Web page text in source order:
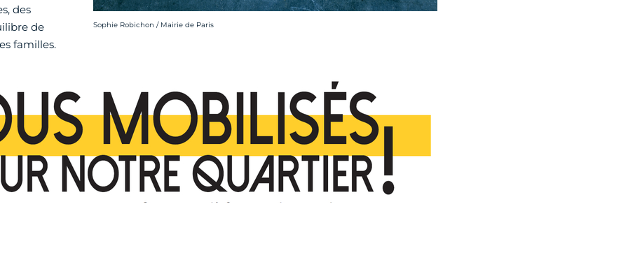
des
de
familles.
Crédit photo :
Sophie Robichon / Mairie de Paris